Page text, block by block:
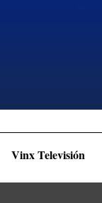
Vinx Televisión